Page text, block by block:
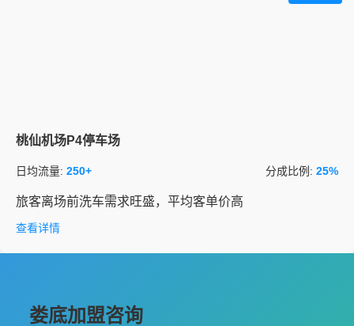
桃仙机场P4停车场
日均流量: 250+ 分成比例: 25%
旅客离场前洗车需求旺盛，平均客单价高
查看详情
娄底加盟咨询